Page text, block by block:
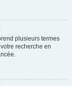
plusieurs termes
recherche en